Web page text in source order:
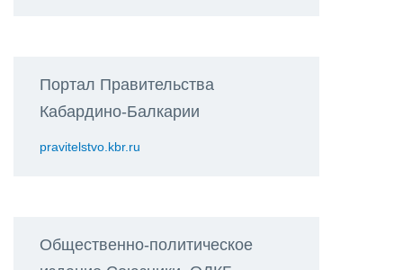
Портал Правительства
Кабардино-Балкарии
pravitelstvo.kbr.ru
Общественно-политическое